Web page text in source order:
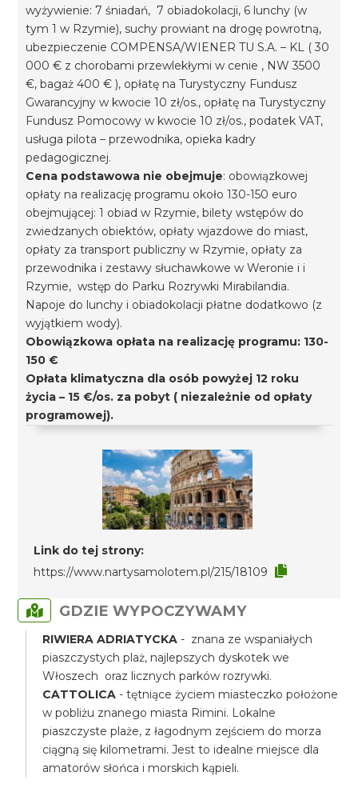
wyżywienie: 7 śniadań, 7 obiadokolacji, 6 lunchy (w
tym 1 w Rzymie), suchy prowiant na drogę powrotną,
ubezpieczenie COMPENSA/WIENER TU S.A. – KL ( 30
000 € z chorobami przewlekłymi w cenie , NW 3500
€, bagaż 400 € ), opłatę na Turystyczny Fundusz
Gwarancyjny w kwocie 10 zł/os., opłatę na Turystyczny
Fundusz Pomocowy w kwocie 10 zł/os., podatek VAT,
usługa pilota – przewodnika, opieka kadry
pedagogicznej.
Cena podstawowa nie obejmuje: obowiązkowej
opłaty na realizację programu około 130-150 euro
obejmującej: 1 obiad w Rzymie, bilety wstępów do
zwiedzanych obiektów, opłaty wjazdowe do miast,
opłaty za transport publiczny w Rzymie, opłaty za
przewodnika i zestawy słuchawkowe w Weronie i i
Rzymie, wstęp do Parku Rozrywki Mirabilandia.
Napoje do lunchy i obiadokolacji płatne dodatkowo (z
wyjątkiem wody).
Obowiązkowa opłata na realizację programu: 130-
150 €
Opłata klimatyczna dla osób powyżej 12 roku
życia – 15 €/os. za pobyt ( niezależnie od opłaty
programowej).
Link do tej strony:
https://www.nartysamolotem.pl/215/18109
GDZIE WYPOCZYWAMY
RIWIERA ADRIATYCKA- znana ze wspaniałych
piaszczystych plaż, najlepszych dyskotek we
Włoszech oraz licznych parków rozrywki.
CATTOLICA - tętniące życiem miasteczko położone
w pobliżu znanego miasta Rimini. Lokalne
piaszczyste plaże, z łagodnym zejściem do morza
ciągną się kilometrami. Jest to idealne miejsce dla
amatorów słońca i morskich kąpieli.